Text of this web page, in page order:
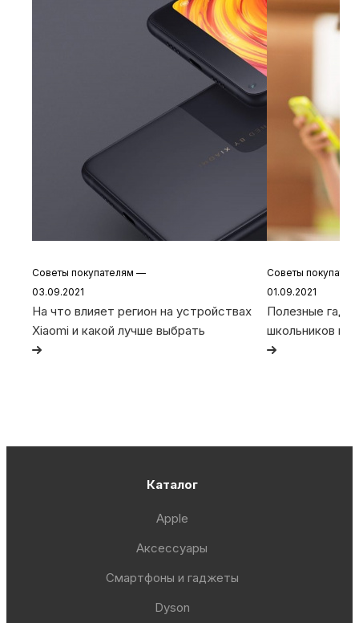
Советы покупателям —
03.09.2021
На что влияет регион на устройствах
Xiaomi и какой лучше выбрать
Советы
01.09.2021
Полезные
школьников и
Каталог
Apple
Аксессуары
Смартфоны и гаджеты
Dyson